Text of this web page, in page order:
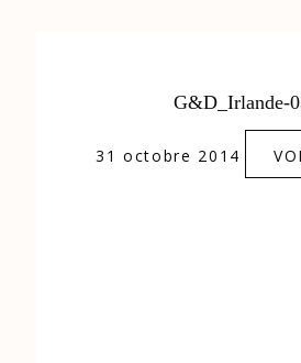
G&D_Irlande-
31 octobre 2014
0684841343